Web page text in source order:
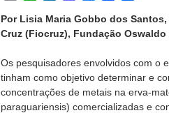
Por Lisia Maria Gobbo dos
Cruz (Fiocruz), Fundação
Os pesquisadores envolvidos com o
tinham como objetivo determinar e
concentrações de metais na erva-
paraguariensis) comercializadas e